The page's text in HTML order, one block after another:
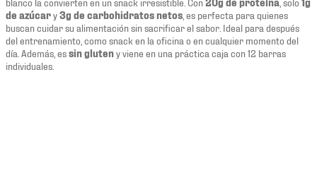
de azúcary3g de carbohidratos netos , es perfecta para quienes
buscan cuidar su alimentación sin sacrificar el sabor. Ideal para después
del entrenamiento, como snack en la oficina o en cualquier momento del
día. Además, essin gluteny viene en una práctica caja con 12 barras
individuales.